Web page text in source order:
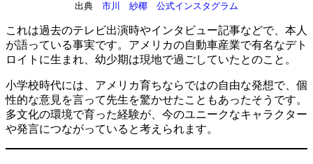
出典 市川 紗椰 公式インスタグラム
これは過去のテレビ出演時やインタビュー記事などで、本人
が語っている事実です。アメリカの自動車産業で有名なデト
ロイトに生まれ、幼少期は現地で過ごしていたとのこと。
小学校時代には、アメリカ育ちならではの自由な発想で、個
性的な意見を言って先生を驚かせたこともあったそうです。
多文化の環境で育った経験が、今のユニークなキャラクター
や発言につながっていると考えられます。